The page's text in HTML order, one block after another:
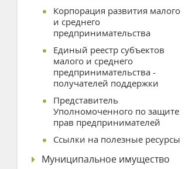
Корпорация развития малого
и среднего
предпринимательства
Единый реестр субъектов
малого и среднего
предпринимательства -
получателей поддержки
Представитель
Уполномоченного по защите
прав предпринимателей
Ссылки на полезные ресурсы
Муниципальное имущество